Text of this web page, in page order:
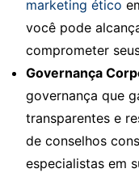
marketing ético
você pode
comprometer
Governança
governança que
transparentes e
de conselhos
especialistas em